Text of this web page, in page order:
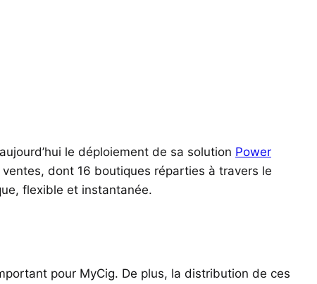
le déploiement de sa solution Power
dont 16 boutiques réparties à travers le
flexible et instantanée.
pour MyCig. De plus, la distribution de ces